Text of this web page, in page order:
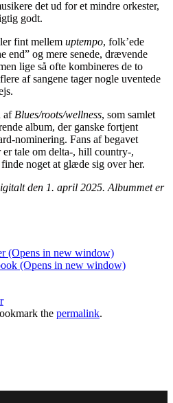
det ud for et mindre orkester,
godt.
fint mellem uptempo, folk’ede
end” og mere senede, drævende
lige så ofte kombineres de to
af sangene tager nogle uventede
af Blues/roots/wellness, som samlet
album, der ganske fortjent
nominering. Fans af begavet
er tale om delta-, hill country-,
noget at glæde sig over her.
den 1. april 2025. Albummet er
(Opens in new window)
(Opens in new window)
the permalink.